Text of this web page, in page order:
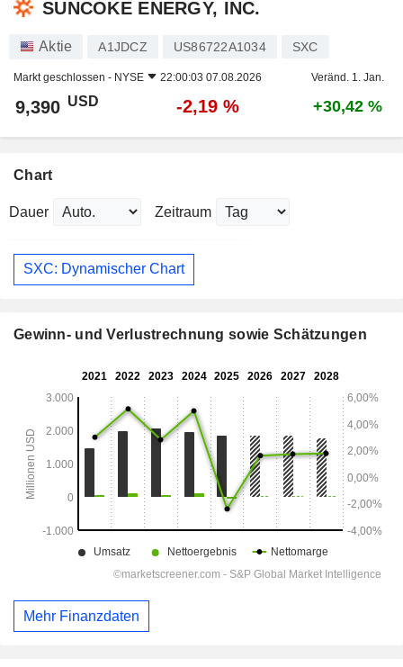
SUNCOKE ENERGY, INC.
Aktie A1JDCZ US86722A1034 SXC
Markt geschlossen - NYSE 22:00:03 07.08.2026 Veränd. 1. Jan.
9,390 USD -2,19 % +30,42 %
Chart
Dauer Zeitraum
SXC: Dynamischer Chart
Gewinn- und Verlustrechnung sowie Schätzungen
Mehr Finanzdaten